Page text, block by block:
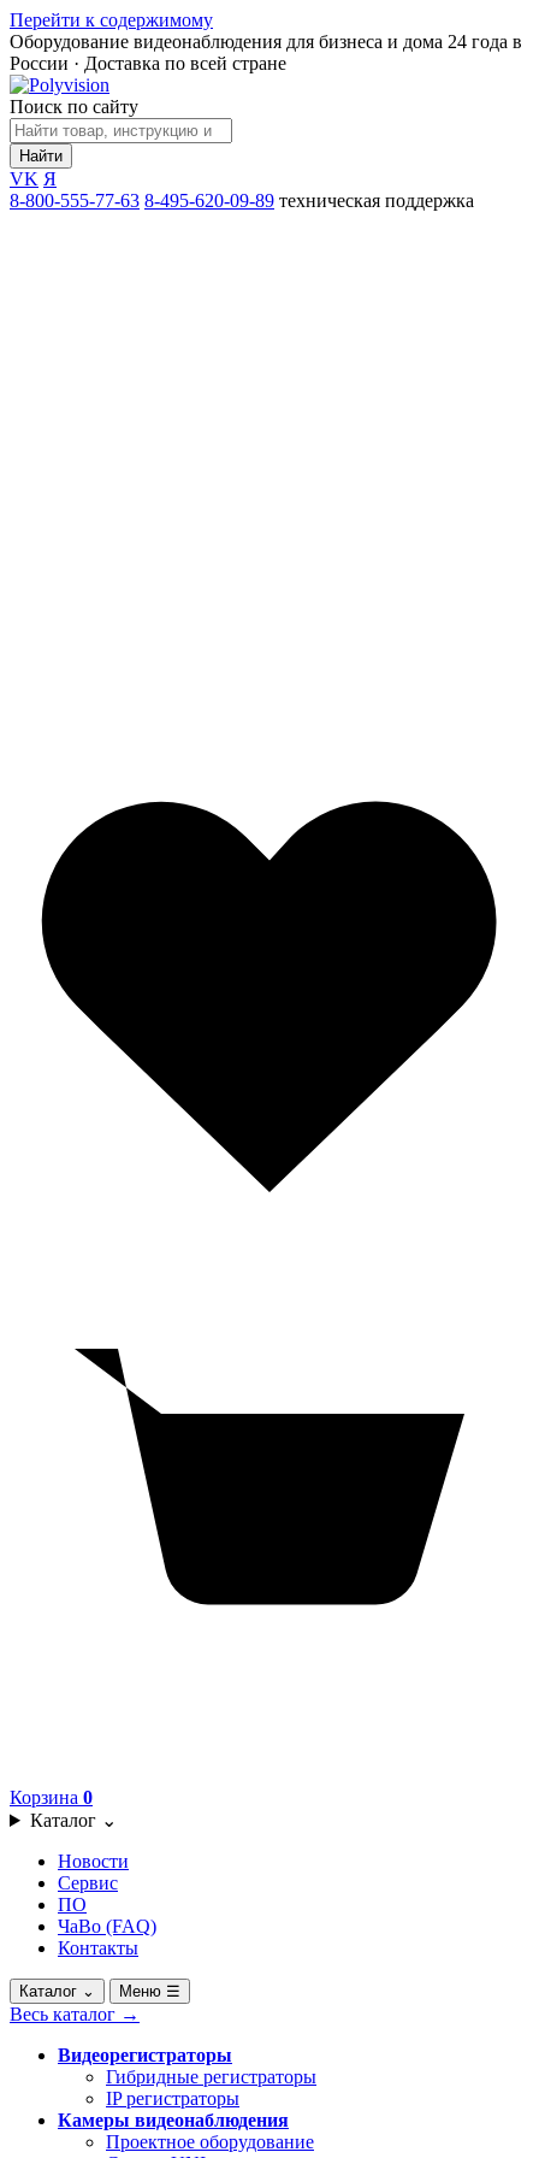
Перейти к содержимому
Оборудование видеонаблюдения для бизнеса и дома 24 года в
России · Доставка по всей стране
Поиск по сайту
Найти
VK Я
8-800-555-77-63 8-495-620-09-89 техническая поддержка
Корзина 0
Каталог ⌄
Новости
Сервис
ПО
ЧаВо (FAQ)
Контакты
Каталог ⌄ Меню ☰
Весь каталог →
Видеорегистраторы
Гибридные регистраторы
IP регистраторы
Камеры видеонаблюдения
Проектное оборудование